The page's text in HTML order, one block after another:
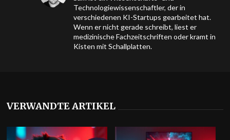
Technologiewissenschaftler, der in
verschiedenen KI-Startups gearbeitet hat.
Wenn er nicht gerade schreibt, liest er
medizinische Fachzeitschriften oder kramt in
Kisten mit Schallplatten.
VERWANDTE ARTIKEL